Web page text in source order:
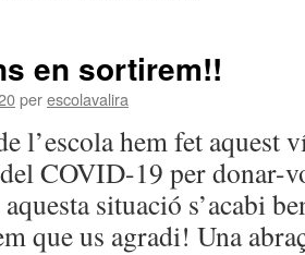
en sortirem!!
perescolavalira
l’escola hem fet aquest
del COVID-19 per donar-
situació s’acabi
que us agradi! Una